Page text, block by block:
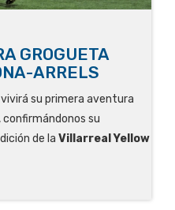
GROGUETA
ARRELS
vivirá su primera aventura
su
de la Villarreal Yellow